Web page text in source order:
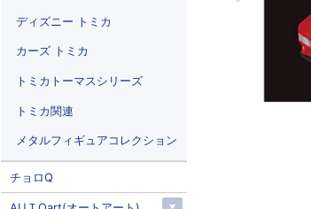
ディズニー トミカ
カーズ トミカ
トミカトーマスシリーズ
トミカ関連
メタルフィギュアコレクション
チョロQ